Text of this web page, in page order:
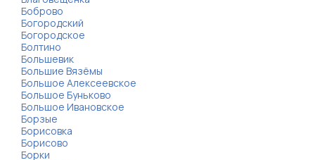
Боброво
Богородский
Богородское
Болтино
Большевик
Большие Вязёмы
Большое Алексеевское
Большое Буньково
Большое Ивановское
Борзые
Борисовка
Борисово
Борки